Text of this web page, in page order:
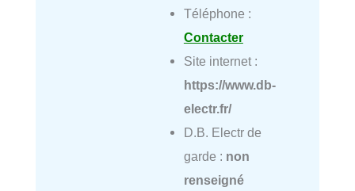
Téléphone :
Contacter
Site internet :
https://www.db-
electr.fr/
D.B. Electr de
garde : non
renseigné